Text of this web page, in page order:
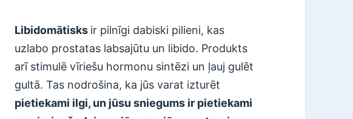
Libidomātisks ir pilnīgi dabiski pilieni, kas
uzlabo prostatas labsajūtu un libido. Produkts
arī stimulē vīriešu hormonu sintēzi un ļauj gulēt
gultā. Tas nodrošina, ka jūs varat izturēt
pietiekami ilgi, un jūsu sniegums ir pietiekami